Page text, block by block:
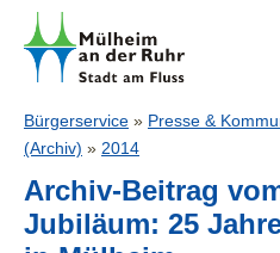
Bürgerservice » Presse &
(Archiv) » 2014
Archiv-Beitrag
Jubiläum: 25